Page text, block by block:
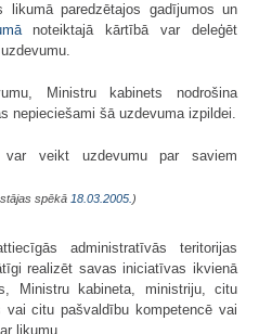
likumā paredzētajos gadījumos un
noteiktajā kārtībā var deleģēt
Ministru kabinets nodrošina
nepieciešami šā uzdevuma izpildei.
veikt uzdevumu par saviem
spēkā 18.03.2005.)
administratīvās teritorijas
realizēt savas iniciatīvas ikvienā
Ministru kabineta, ministriju, citu
citu pašvaldību kompetencē vai
likumu.